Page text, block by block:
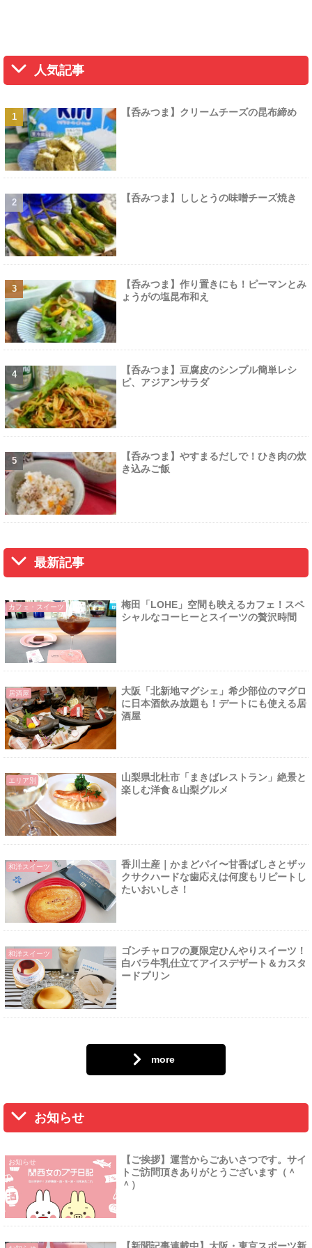
人気記事
【呑みつま】クリームチーズの昆布締め
【呑みつま】ししとうの味噌チーズ焼き
【呑みつま】作り置きにも！ピーマンとみ
ょうがの塩昆布和え
【呑みつま】豆腐皮のシンプル簡単レシ
ピ、アジアンサラダ
【呑みつま】やすまるだしで！ひき肉の炊
き込みご飯
最新記事
カフェ・スイーツ
梅田「LOHE」空間も映えるカフェ！スペ
シャルなコーヒーとスイーツの贅沢時間
居酒屋
大阪「北新地マグシェ」希少部位のマグロ
に日本酒飲み放題も！デートにも使える居
酒屋
エリア別
山梨県北杜市「まきばレストラン」絶景と
楽しむ洋食＆山梨グルメ
和洋スイーツ
香川土産｜かまどパイ〜甘香ばしさとザッ
クサクハードな歯応えは何度もリピートし
たいおいしさ！
和洋スイーツ
ゴンチャロフの夏限定ひんやりスイーツ！
白バラ牛乳仕立てアイスデザート＆カスタ
ードプリン
more
お知らせ
お知らせ
【ご挨拶】運営からごあいさつです。サイ
トご訪問頂きありがとうございます（＾
＾）